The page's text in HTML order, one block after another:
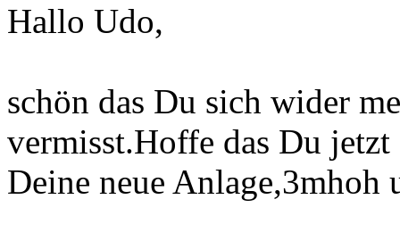
Hallo Udo,
schön das Du sich wider
vermisst.Hoffe das Du
Deine neue Anlage,3mhoh